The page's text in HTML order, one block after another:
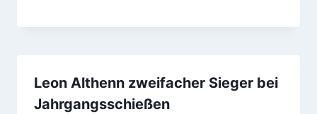
Leon Althenn zweifacher Sieger bei
Jahrgangsschießen